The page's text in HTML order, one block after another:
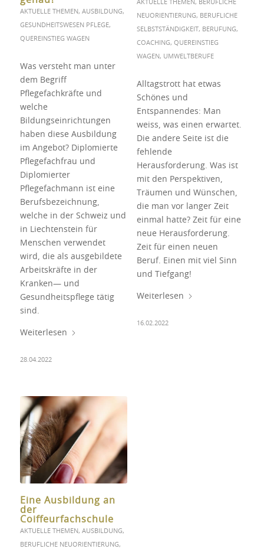
AKTUELLE THEMEN, AUSBILDUNG,
GESUNDHEITSWESEN PFLEGE,
QUEREINSTIEG WAGEN
Was versteht man unter
dem Begriff
Pflegefachkräfte und
welche
Bildungseinrichtungen
haben diese Ausbildung
im Angebot? Diplomierte
Pflegefachfrau und
Diplomierter
Pflegefachmann ist eine
Berufsbezeichnung,
welche in der Schweiz und
in Liechtenstein für
Menschen verwendet
wird, die als ausgebildete
Arbeitskräfte in der
Kranken— und
Gesundheitspflege tätig
sind.
Weiterlesen
28.04.2022
AKTUELLE THEMEN, BERUFLICHE
NEUORIENTIERUNG, BERUFLICHE
SELBSTSTÄNDIGKEIT , BERUFUNG,
COACHING, QUEREINSTIEG
WAGEN, UMWELTBERUFE
Alltagstrott hat etwas
Schönes und
Entspannendes: Man
weiss, was einen erwartet.
Die andere Seite ist die
fehlende
Herausforderung. Was ist
mit den Perspektiven,
Träumen und Wünschen,
die man vor langer Zeit
einmal hatte? Zeit für eine
neue Herausforderung.
Zeit für einen neuen
Beruf. Einen mit viel Sinn
und Tiefgang!
Weiterlesen
16.02.2022
Eine Ausbildung an
der
Coiffeurfachschule
AKTUELLE THEMEN, AUSBILDUNG,
BERUFLICHE NEUORIENTIERUNG,